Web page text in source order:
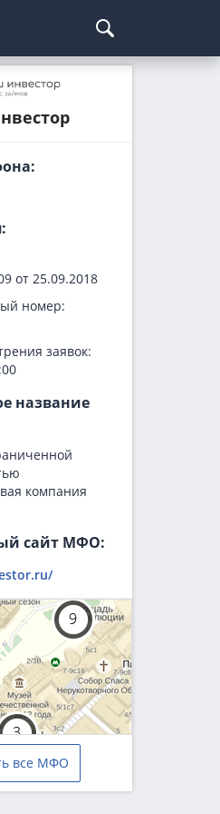
бизнеса
от 25.09.2018
номер:
заявок:
название
компания
сайт МФО:
все МФО